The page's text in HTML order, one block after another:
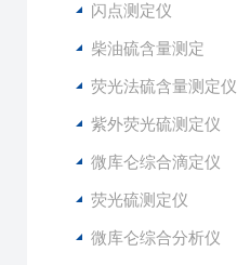
闪点测定仪
柴油硫含量测定
荧光法硫含量测定仪
紫外荧光硫测定仪
微库仑综合滴定仪
荧光硫测定仪
微库仑综合分析仪